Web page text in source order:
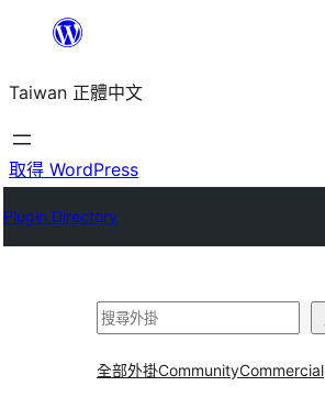
主
要
內
Taiwan 正體中文
取得 WordPress
Plugin Directory
搜
全部外掛CommunityCommercial